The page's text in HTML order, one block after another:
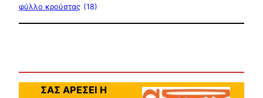
φύλλο κρούστας (18)
ΣΑΣ ΑΡΕΣΕΙ Η